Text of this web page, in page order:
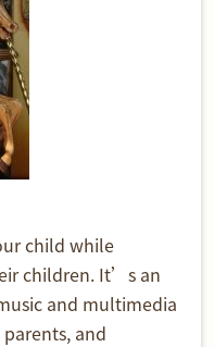
child while
children. It’s an
and multimedia
and